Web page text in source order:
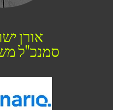
אורן
סמנכ"ל